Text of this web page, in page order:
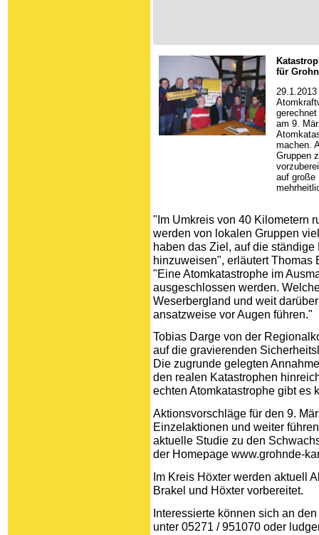
für
am 9.
machen.
Gruppen
auf große
"Im Umkreis von 40 Kilometern
werden von lokalen Gruppen
haben das Ziel, auf die
hinzuweisen", erläutert Thomas
"Eine Atomkatastrophe im
ausgeschlossen werden.
Weserbergland und weit
ansatzweise vor Augen führen."
Tobias Darge von der
auf die gravierenden
Die zugrunde gelegten
den realen Katastrophen
echten Atomkatastrophe gibt es
Aktionsvorschläge für den 9.
Einzelaktionen und weiter
aktuelle Studie zu den
der Homepage www.grohnde-
Im Kreis Höxter werden aktuell
Brakel und Höxter vorbereitet.
Interessierte können sich an
unter 05271 / 951070 oder